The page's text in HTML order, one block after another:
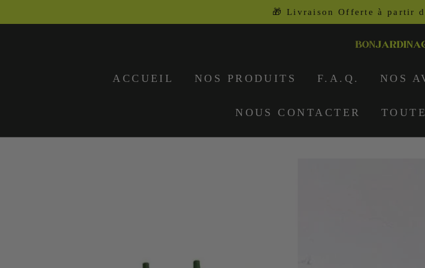
BIENVENUE À
ACCUEIL NOS PRODUITS F.A.Q. NOS
NOUS CONTACTER